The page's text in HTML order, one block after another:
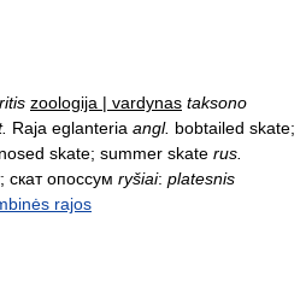
zoologija | vardynas taksono
Raja eglanteria angl. bobtailed skate;
skate; summer skate rus.
скат опоссум ryšiai: platesnis
rajos